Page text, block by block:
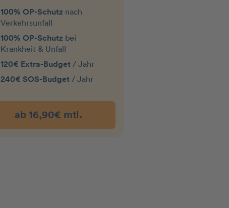
100% OP-Schutz nach
Verkehrsunfall
100% OP-Schutz bei
Krankheit & Unfall
120€ Extra-Budget / Jahr
240€ SOS-Budget/ Jahr
ab 16,90€ mtl.